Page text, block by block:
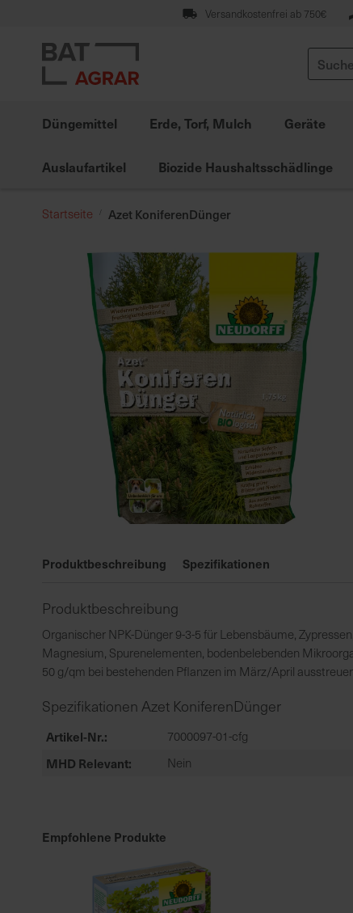
springen
Versandkostenfrei ab 750€
Suche
Düngemittel Erde, Torf, Mulch Geräte
Auslaufartikel Biozide Haushaltsschädlinge
Startseite Azet KoniferenDünger
Bildgalerie
der
springen
Produktbeschreibung Spezifikationen
Produktbeschreibung
Organischer NPK-Dünger 9-3-5 für Lebensbäume,
Magnesium, Spurenelementen, bodenbelebenden
50 g/qm bei bestehenden Pflanzen im März/April
Spezifikationen Azet KoniferenDünger
Artikel-Nr. 7000097-01-cfg
MHD Relevant Nein
Empfohlene Produkte